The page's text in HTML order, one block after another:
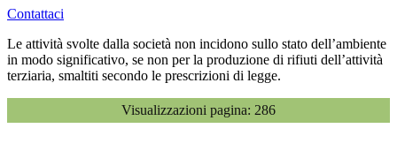
Contattaci
Le attività svolte dalla società non incidono sullo stato dell’ambiente
in modo significativo, se non per la produzione di rifiuti dell’attività
terziaria, smaltiti secondo le prescrizioni di legge.
Visualizzazioni pagina: 286